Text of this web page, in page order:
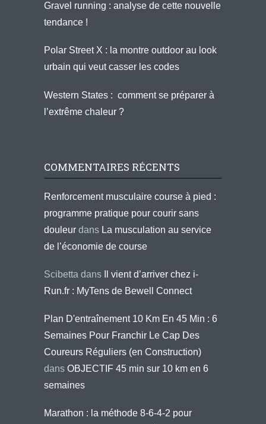
Gravel running : analyse de cette nouvelle
tendance !
Polar Street X : la montre outdoor au look
urbain qui veut casser les codes
Western States : comment se préparer à
l’extrême chaleur ?
COMMENTAIRES RÉCENTS
Renforcement musculaire course à pied :
programme pratique pour courir sans
douleur dans La musculation au service
de l’économie de course
Scibetta dans
Il vient d’arriver chez i-
Run.fr : MyTens de Bewell Connect
Plan D'entraînement 10 Km En 45 Min : 6
Semaines Pour Franchir Le Cap Des
Coureurs Réguliers (en Construction)
dans OBJECTIF 45 min sur 10 km en 6
semaines
Marathon : la méthode 8-6-4-2 pour